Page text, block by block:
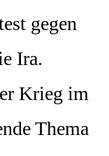
gegen
Ira.
Krieg im
Thema